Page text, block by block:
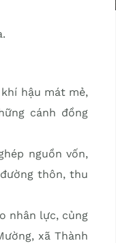
hậu mát mẻ,
cánh đồng
nguồn vốn,
thôn, thu
nhân lực, củng
xã Thành